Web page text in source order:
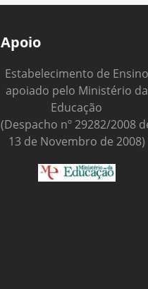
Apoio
Estabelecimento de Ensino
apoiado pelo Ministério da
Educação
(Despacho nº 29282/2008
13 de Novembro de 2008)